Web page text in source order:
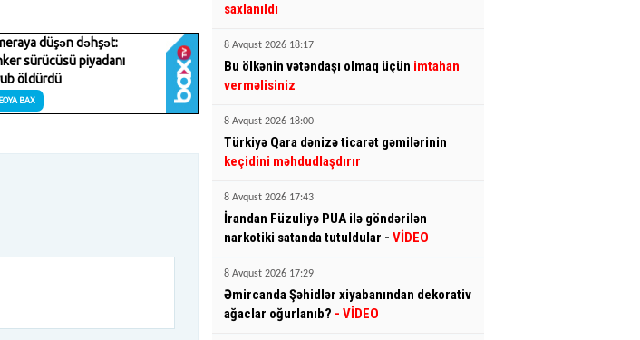
saxlanıldı
8 Avqust 2026 18:17
Bu ölkənin vətəndaşı olmaq üçün imtahan
verməlisiniz
8 Avqust 2026 18:00
Türkiyə Qara dənizə ticarət gəmilərinin
keçidini məhdudlaşdırır
8 Avqust 2026 17:43
İrandan Füzuliyə PUA ilə göndərilən
narkotiki satanda tutuldular - VİDEO
8 Avqust 2026 17:29
Əmircanda Şəhidlər xiyabanından dekorativ
ağaclar oğurlanıb? - VİDEO